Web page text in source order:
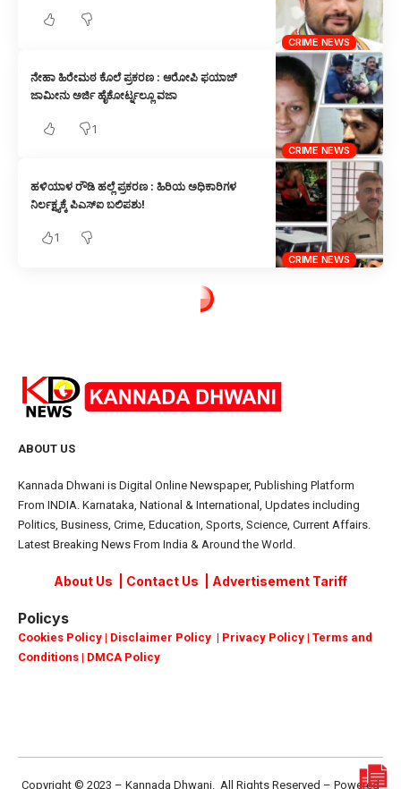
CRIME NEWS
CRIME NEWS
ನೇಹಾ ಹಿರೇಮಠ ಕೊಲೆ ಪ್ರಕರಣ : ಆರೋಪಿ ಫಯಾಜ್
ಜಾಮೀನು ಅರ್ಜಿ ಹೈಕೋರ್ಟ್ನಲ್ಲೂ ವಜಾ
1
CRIME NEWS
ಹಳಿಯಾಳ ರೌಡಿ ಹಲ್ಲೆ ಪ್ರಕರಣ : ಹಿರಿಯ ಅಧಿಕಾರಿಗಳ
ನಿರ್ಲಕ್ಷ್ಯಕ್ಕೆ ಪಿಎಸ್‌ಐ ಬಲಿಪಶು!
1
ABOUT US
Kannada Dhwani is Digital Online Newspaper, Publishing Platform
From INDIA. Karnataka, National & International, Updates including
Politics, Business, Crime, Education, Sports, Science, Current Affairs.
Latest Breaking News From India & Around the World.
About Us Contact Us Advertisement Tariff
Policys
Cookies Policy | Disclaimer Policy | Privacy Policy | Terms and
Conditions | DMCA Policy
Copyright © 2023 – Kannada Dhwani. All Rights Reserved – Powered